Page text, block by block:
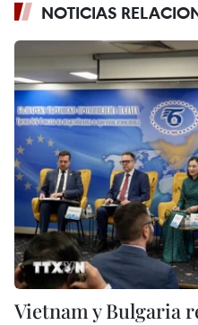
NOTICIAS
Vietnam y Bulgaria